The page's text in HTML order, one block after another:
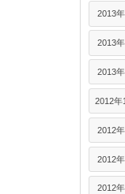
2013
2013
2013
2012年
2012
2012
2012